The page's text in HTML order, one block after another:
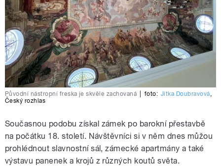
Původní nástropní freska je skvěle zachovaná foto: Jitka Doubravová
Český rozhlas
Současnou podobu získal zámek po barokní přestavbě
na počátku 18. století. Návštěvníci si v něm dnes můžou
prohlédnout slavnostní sál, zámecké apartmány a také
výstavu panenek a krojů z různých koutů světa.